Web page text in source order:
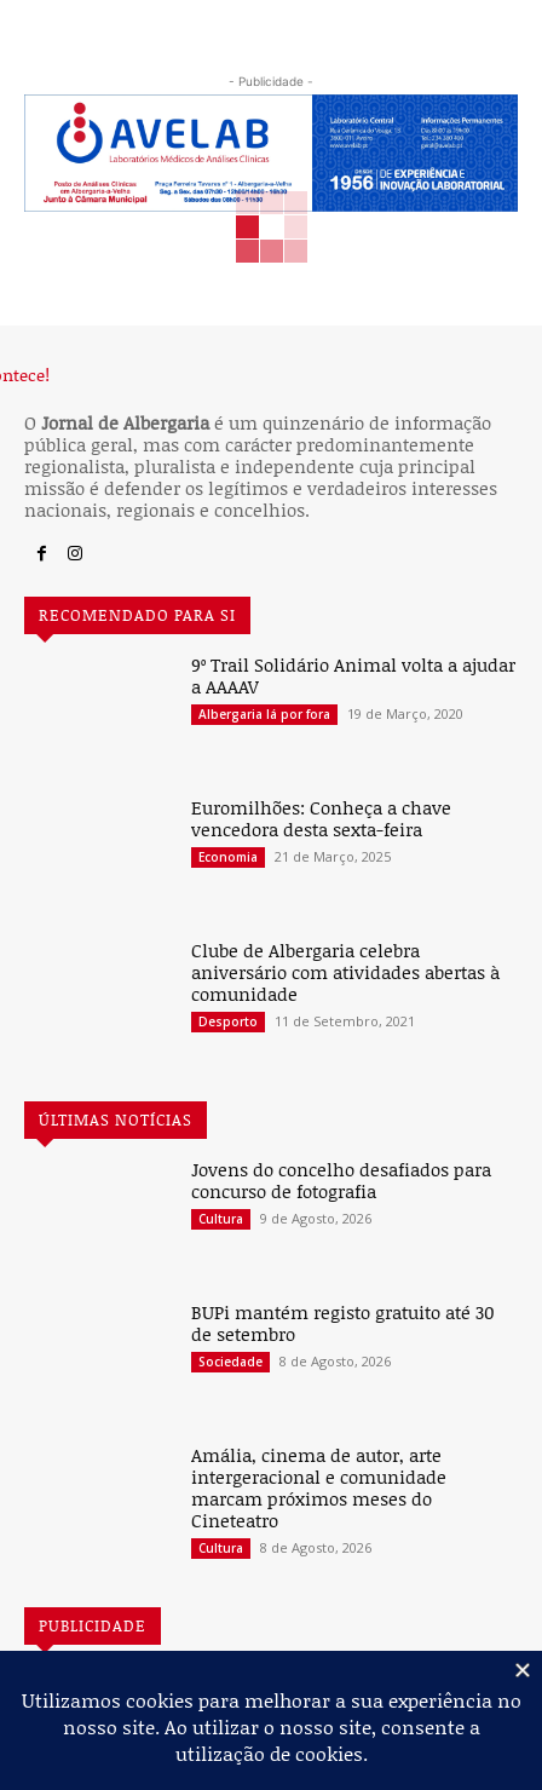
- Publicidade -
O Jornal de Albergariaé um quinzenário de informação
pública geral, mas com carácter predominantemente
regionalista, pluralista e independente cuja principal
missão é defender os legítimos e verdadeiros interesses
nacionais, regionais e concelhios.
RECOMENDADO PARA SI
9º Trail Solidário Animal volta a ajudar
a AAAAV
Albergaria lá por fora 19 de Março, 2020
Euromilhões: Conheça a chave
vencedora desta sexta-feira
Economia 21 de Março, 2025
Clube de Albergaria celebra
aniversário com atividades abertas à
comunidade
Desporto 11 de Setembro, 2021
ÚLTIMAS NOTÍCIAS
Jovens do concelho desafiados para
concurso de fotografia
Cultura 9 de Agosto, 2026
BUPi mantém registo gratuito até 30
de setembro
Sociedade 8 de Agosto, 2026
Amália, cinema de autor, arte
intergeracional e comunidade
marcam próximos meses do
Cineteatro
Cultura 8 de Agosto, 2026
PUBLICIDADE
Jornal de Albergaria,2026© Todos os Direitos Reservados